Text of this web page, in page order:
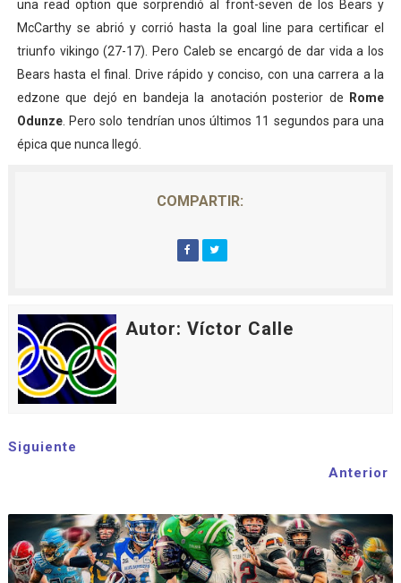
una read option que sorprendió al front-seven de los Bears y
McCarthy se abrió y corrió hasta la goal line para certificar el
triunfo vikingo (27-17). Pero Caleb se encargó de dar vida a los
Bears hasta el final. Drive rápido y conciso, con una carrera a la
edzone que dejó en bandeja la anotación posterior de
Rome
Odunze. Pero solo tendrían unos últimos 11 segundos para una
épica que nunca llegó.
COMPARTIR:
Autor: Víctor Calle
Siguiente
Anterior